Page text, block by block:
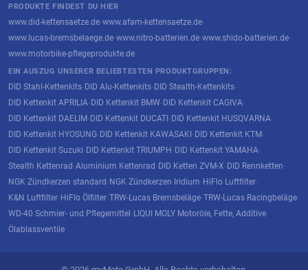
PRODUKTE FINDEST DU HIER
www.did-kettensaetze.de·www.afam-kettensaetze.de·
www.lucas-bremsbelaege.de·www.nitro-batterien.de·www.shido-batterien.de·
www.motorbike-pflegeprodukte.de
EIN AUSZUG UNSERER BELIEBTESTEN PRODUKTGRUPPEN:
DID Stahl-Kettenkits· DID Alu-Kettenkits· DID Stealth-Kettenkits·
DID Kettenkit APRILIA· DID Kettenkit BMW· DID Kettenkit CAGIVA·
DID Kettenkit DAELIM· DID Kettenkit DUCATI· DID Kettenkit HUSQVARNA·
DID Kettenkit HYOSUNG· DID Kettenkit KAWASAKI· DID Kettenkit KTM·
DID Kettenkit Suzuki· DID Kettenkit TRIUMPH· DID Kettenkit YAMAHA·
Stealth Kettenrad·Aluminium Kettenrad· DID Ketten ZVM-X· DID Rennketten·
NGK Zündkerzen standard· NGK Zündkerzen Iridium· HiFlo Luftfilter·
K&N Luftfilter· HiFlo Ölfilter·TRW-Lucas Bremsbeläge·TRW-Lucas Racingbeläge·
WD-40 Schmier- und Pflegemittel· LIQUI MOLY Motoröle, Fette, Additive·
Ölablassventile